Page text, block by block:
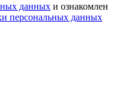
данных и ознакомлен
персональных данных